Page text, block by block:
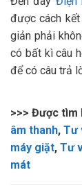
được cách
giản phải
có bất kì câu
để có câu trả
>>> Được tìm
âm thanh, Tư
máy giặt, Tư
mát